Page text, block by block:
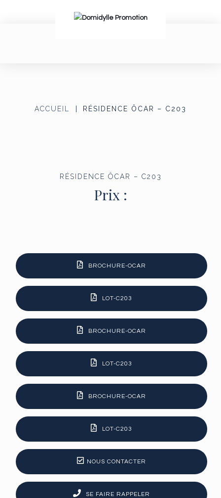
ACCUEIL RÉSIDENCE ÔCAR – C203
RÉSIDENCE ÔCAR – C203
Prix :
BROCHURE-OCAR
LOT-C203
BROCHURE-OCAR
LOT-C203
BROCHURE-OCAR
LOT-C203
NOUS CONTACTER
SE FAIRE RAPPELER